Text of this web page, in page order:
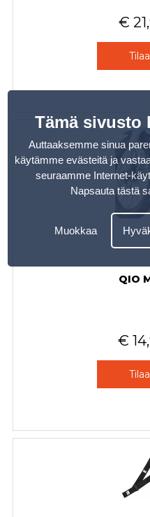
€
QIO
€
Tämä sivusto
Auttaaksemme sinua
käytämme evästeitä ja
seuraamme Internet-
Napsauta tästä
Muokkaa